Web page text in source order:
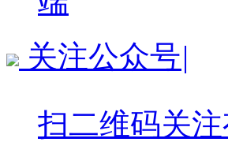
关注公众号|
扫二维码关注